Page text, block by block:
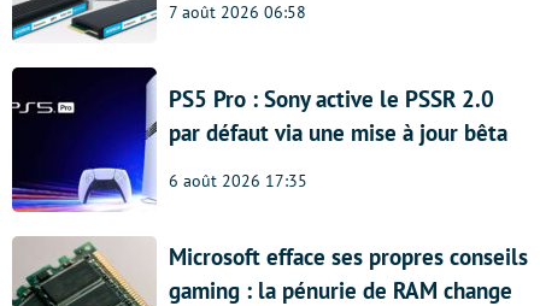
7 août 2026 06:58
PS5 Pro : Sony active le PSSR 2.0
par défaut via une mise à jour bêta
6 août 2026 17:35
Microsoft efface ses propres conseils
gaming : la pénurie de RAM change